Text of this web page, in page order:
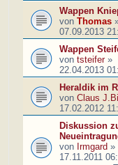
Wappen
von Thomas
07.09.2013
Wappen
von tsteifer»
22.04.2013
Heraldik im
von Claus
17.02.2012
Diskussion
von Irmgard »
17.11.2011